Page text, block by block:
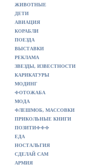
ЖИВОТНЫЕ
ДЕТИ
АВИАЦИЯ
КОРАБЛИ
ПОЕЗДА
ВЫСТАВКИ
РЕКЛАМА
ЗВЕЗДЫ, ИЗВЕСТНОСТИ
КАРИКАТУРЫ
МОДИНГ
ФОТОЖАБА
МОДА
ФЛЕШМОБ, МАССОВКИ
ПРИКОЛЬНЫЕ КНИГИ
ПОЗИТИФФФ
ЕДА
НОСТАЛЬГИЯ
СДЕЛАЙ САМ
АРМИЯ